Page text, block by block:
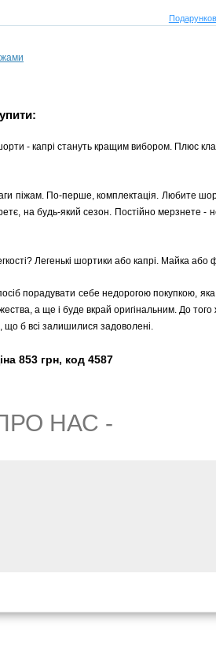
- капрі стануть кращим вибором. Плюс
піжам. По-перше, комплектація. Любите
на будь-який сезон. Постійно мерзнете
Легенькі шортики або капрі. Майка або
порадувати себе недорогою покупкою,
а ще і буде вкрай оригінальним. До
б всі залишилися задоволені.
853 грн, код 4587
НАС -